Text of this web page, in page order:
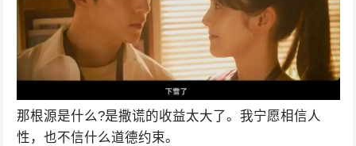
那根源是什么?是撒谎的收益太大了。我宁愿相信人
性，也不信什么道德约束。